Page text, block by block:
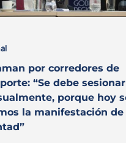
por corredores de
“Se debe sesionar
porque hoy
la manifestación de